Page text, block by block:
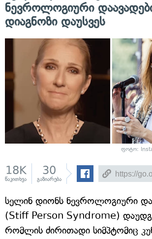
ნევროლოგიური
დიაგნოზი დაუსვეს
ფოტო:
18K
წაკითხვა
30
გაზიარება
სელინ დიონს ნევროლოგიური
(Stiff Person Syndrome)
რომლის ძირითადი სიმპტომიც